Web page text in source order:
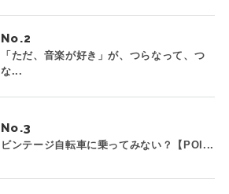
No.
「ただ、音楽が好き」が、つらなって、つ
な...
No.
ビンテージ自転車に乗ってみない？【POI...